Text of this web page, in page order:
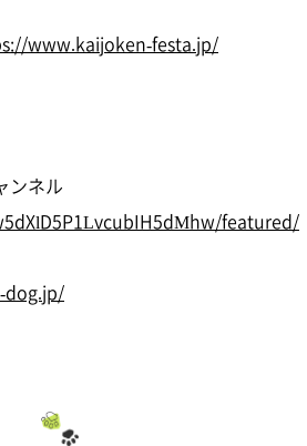
www.kaijoken-festa.jp/
ンネル
featured/
dog.jp/